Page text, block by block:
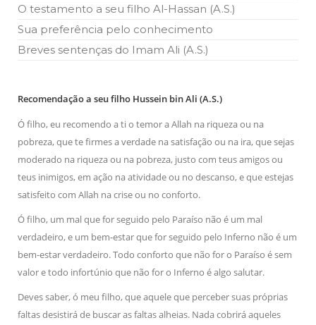
O testamento a seu filho Al-Hassan (A.S.)
Sua preferência pelo conhecimento
Breves sentenças do Imam Ali (A.S.)
Recomendação a seu filho Hussein bin Ali (A.S.)
Ó filho, eu recomendo a ti o temor a Allah na riqueza ou na
pobreza, que te firmes a verdade na satisfação ou na ira, que sejas
moderado na riqueza ou na pobreza, justo com teus amigos ou
teus inimigos, em ação na atividade ou no descanso, e que estejas
satisfeito com Allah na crise ou no conforto.
Ó filho, um mal que for seguido pelo Paraíso não é um mal
verdadeiro, e um bem-estar que for seguido pelo Inferno não é um
bem-estar verdadeiro. Todo conforto que não for o Paraíso é sem
valor e todo infortúnio que não for o Inferno é algo salutar.
Deves saber, ó meu filho, que aquele que perceber suas próprias
faltas desistirá de buscar as faltas alheias. Nada cobrirá aqueles